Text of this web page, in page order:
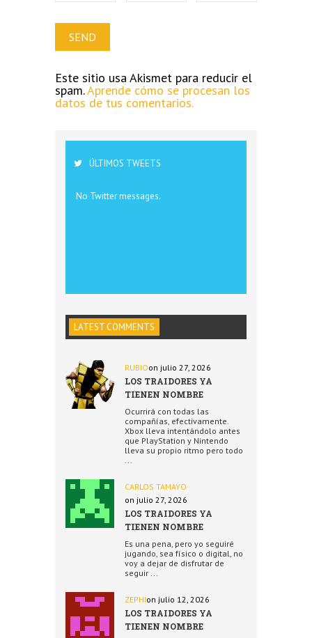
Este sitio usa Akismet para reducir el
spam.Aprende cómo se procesan los
datos de tus comentarios.
ÚLTIMOS TWEETS
No Twitter messages.
LATEST COMMENTS
RUBIOon julio 27, 2026
LOS TRAIDORES YA
TIENEN NOMBRE
Ocurrirá con todas las
compañías, efectivamente.
Xbox lleva intentándolo antes
que PlayStation y Nintendo
lleva su propio ritmo pero todo
...
CARLOS TAMAYO
on julio 27, 2026
LOS TRAIDORES YA
TIENEN NOMBRE
Es una pena, pero yo seguiré
jugando, sea físico o digital, no
voy a dejar de disfrutar de
seguir ...
ZEPHIon julio 12, 2026
LOS TRAIDORES YA
TIENEN NOMBRE